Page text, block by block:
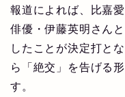
報道によれば、比嘉
俳優・伊藤英明さん
したことが決定打と
ら「絶交」を告げる
す。